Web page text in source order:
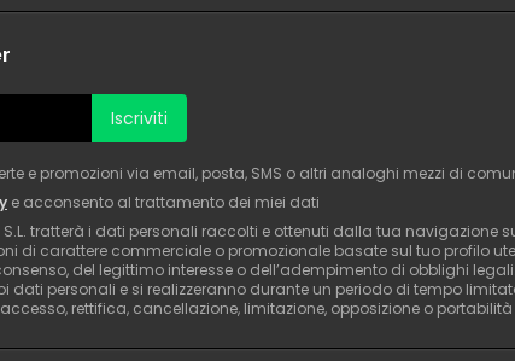
Iscriviti
e promozioni via email, posta, SMS o altri analoghi mezzi di
e acconsento al trattamento dei miei dati
tratterà i dati personali raccolti e ottenuti dalla tua
di carattere commerciale o promozionale basate sul tuo profilo
del legittimo interesse o dell’adempimento di obblighi
dati personali e si realizzeranno durante un periodo di tempo
rettifica, cancellazione, limitazione, opposizione o